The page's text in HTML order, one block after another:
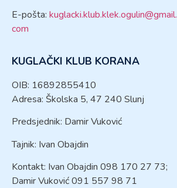
E-pošta: kuglacki.klub.klek.ogulin@gmail.
com
KUGLAČKI KLUB KORANA
OIB: 16892855410
Adresa: Školska 5, 47 240 Slunj
Predsjednik: Damir Vuković
Tajnik: Ivan Obajdin
Kontakt: Ivan Obajdin 098 170 27 73;
Damir Vuković 091 557 98 71